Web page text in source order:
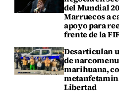
del Mundial
Marruecos a
apoyo para
frente de la
Desarticulan
de
marihuana,
Libertad